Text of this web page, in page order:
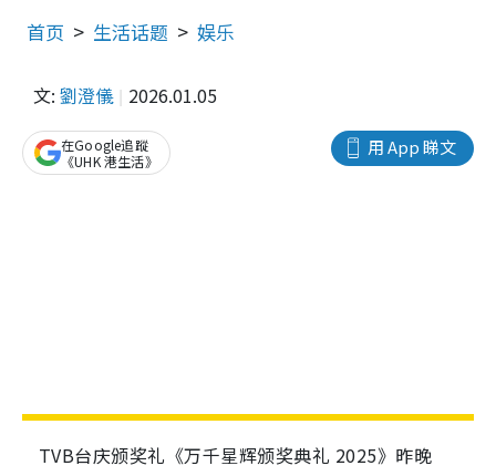
首页 生活话题 娱乐
文: 劉澄儀 2026.01.05
用 App 睇文
在Google追蹤
《UHK 港生活》
TVB台庆颁奖礼《万千星辉颁奖典礼 2025》昨晚